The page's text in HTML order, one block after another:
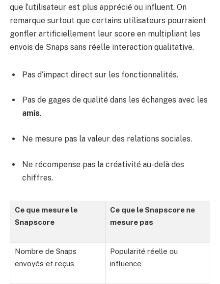
que l’utilisateur est plus apprécié ou influent. On
remarque surtout que certains utilisateurs pourraient
gonfler artificiellement leur score en multipliant les
envois de Snaps sans réelle interaction qualitative.
Pas d’impact direct sur les fonctionnalités.
Pas de gages de qualité dans les échanges avec les
amis.
Ne mesure pas la valeur des relations sociales.
Ne récompense pas la créativité au-delà des
chiffres.
Ce que mesure le
Snapscore
Ce que le Snapscore ne
mesure pas
Nombre de Snaps
envoyés et reçus
Popularité réelle ou
influence